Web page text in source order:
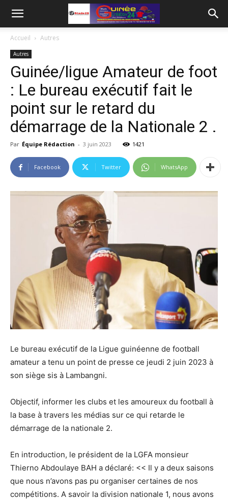
Accueil Autres
Autres
Guinée/ligue Amateur de foot
: Le bureau exécutif fait le
point sur le retard du
démarrage de la Nationale 2 .
Par Équipe Rédaction - 3 juin 2023 1421
Facebook Twitter WhatsApp
Le bureau exécutif de la Ligue guinéenne de football
amateur a tenu un point de presse ce jeudi 2 juin 2023 à
son siège sis à Lambangni.
Objectif, informer les clubs et les amoureux du football à
la base à travers les médias sur ce qui retarde le
démarrage de la nationale 2.
En introduction, le président de la LGFA monsieur
Thierno Abdoulaye BAH a déclaré: << Il y a deux saisons
que nous n’avons pas pu organiser certaines de nos
compétitions. A savoir la division nationale 1, nous avons